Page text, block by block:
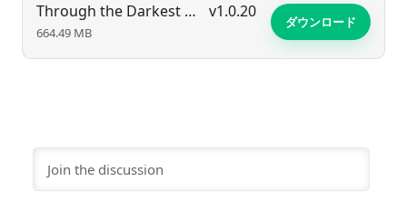
Through the Darkest of Times v1.0.20
664.49 MB
ダウンロード